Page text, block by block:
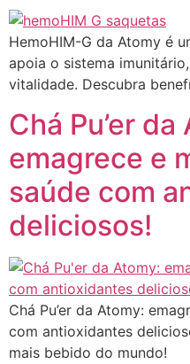
HemoHIM-G da Atomy é
apoia o sistema
vitalidade. Descubra
Chá Pu’er da
emagrece e
saúde com
deliciosos!
Chá Pu’er da Atomy:
com antioxidantes
mais bebido do mundo!